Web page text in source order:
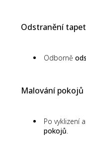
Odstranění tapet
Odborně
Malování pokojů
Po vyklizení
pokojů.